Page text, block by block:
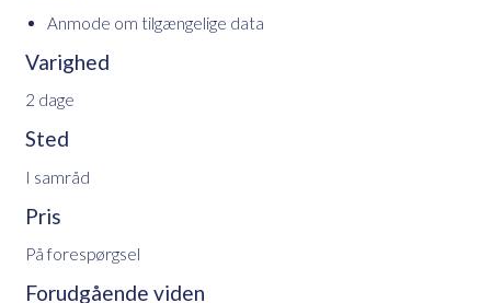
Anmode om tilgængelige data
Varighed
2 dage
Sted
I samråd
Pris
På forespørgsel
Forudgående viden